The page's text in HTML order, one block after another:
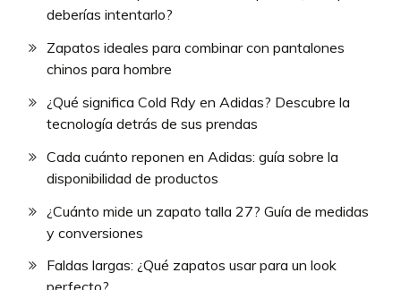
deberías intentarlo?
Zapatos ideales para combinar con pantalones
chinos para hombre
¿Qué significa Cold Rdy en Adidas? Descubre la
tecnología detrás de sus prendas
Cada cuánto reponen en Adidas: guía sobre la
disponibilidad de productos
¿Cuánto mide un zapato talla 27? Guía de medidas
y conversiones
Faldas largas: ¿Qué zapatos usar para un look